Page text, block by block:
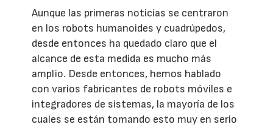
Aunque las primeras noticias se centraron
en los robots humanoides y cuadrúpedos,
desde entonces ha quedado claro que el
alcance de esta medida es mucho más
amplio. Desde entonces, hemos hablado
con varios fabricantes de robots móviles e
integradores de sistemas, la mayoría de los
cuales se están tomando esto muy en serio